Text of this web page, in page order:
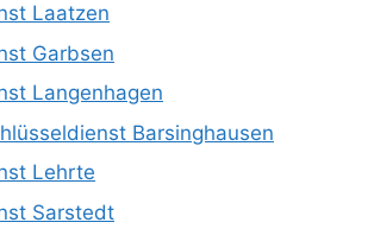
Laatzen
Garbsen
Langenhagen
Barsinghausen
Lehrte
Sarstedt